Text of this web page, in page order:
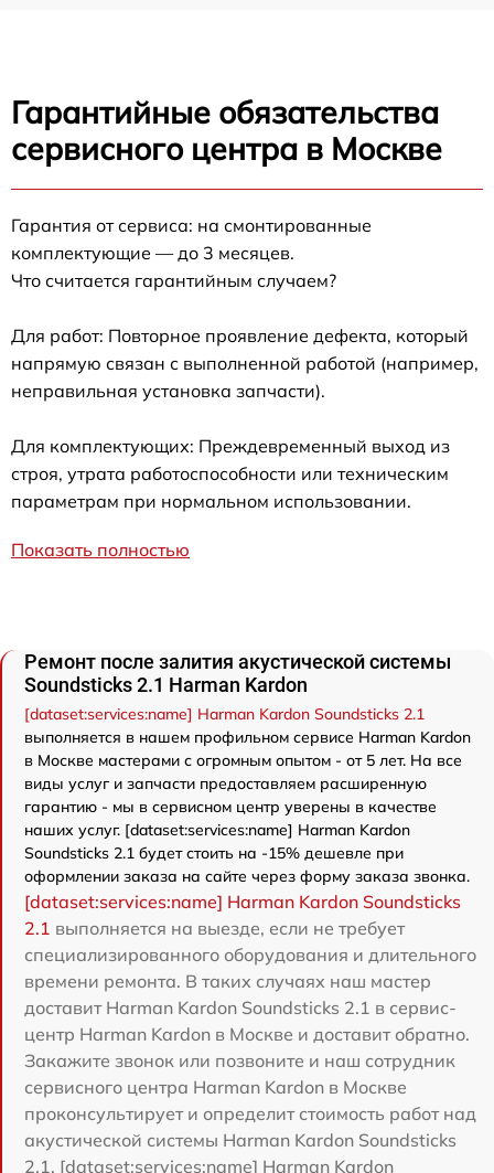
Гарантийные обязательства
сервисного центра в Москве
Гарантия от сервиса: на смонтированные
комплектующие — до 3 месяцев.
Что считается гарантийным случаем?
Для работ: Повторное проявление дефекта, который
напрямую связан с выполненной работой (например,
неправильная установка запчасти).
Для комплектующих: Преждевременный выход из
строя, утрата работоспособности или техническим
параметрам при нормальном использовании.
Показать полностью
Ремонт после залития акустической системы
Soundsticks 2.1 Harman Kardon
[dataset:services:name] Harman Kardon Soundsticks 2.1
выполняется в нашем профильном сервисе Harman Kardon
в Москве мастерами с огромным опытом - от 5 лет. На все
виды услуг и запчасти предоставляем расширенную
гарантию - мы в сервисном центр уверены в качестве
наших услуг. [dataset:services:name] Harman Kardon
Soundsticks 2.1 будет стоить на -15% дешевле при
оформлении заказа на сайте через форму заказа звонка.
[dataset:services:name] Harman Kardon Soundsticks
2.1 выполняется на выезде, если не требует
специализированного оборудования и длительного
времени ремонта. В таких случаях наш мастер
доставит Harman Kardon Soundsticks 2.1 в сервис-
центр Harman Kardon в Москве и доставит обратно.
Закажите звонок или позвоните и наш сотрудник
сервисного центра Harman Kardon в Москве
проконсультирует и определит стоимость работ над
акустической системы Harman Kardon Soundsticks
2.1. [dataset:services:name] Harman Kardon